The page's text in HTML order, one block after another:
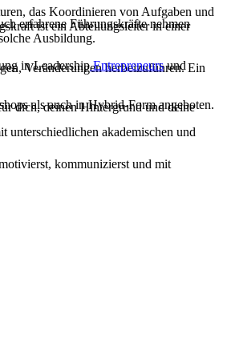
das Koordinieren von Aufgaben und
ist ein Abteilungsleiter in einer
Veränderungen herbeizuführen. Ein
kommunizierst und mit
erfahrene Führungskräfte nehmen
Ausbildung.
in Leadership Entrepreneursund
dich, deinen Hintergrund und deine
als auch in Hybrid-Form angeboten.
unterschiedlichen akademischen und